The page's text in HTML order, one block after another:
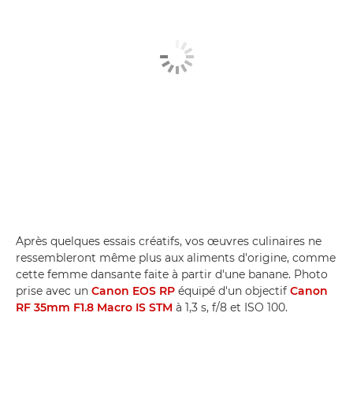
Après quelques essais créatifs, vos œuvres culinaires ne
ressembleront même plus aux aliments d'origine, comme
cette femme dansante faite à partir d'une banane. Photo
prise avec un Canon EOS RP équipé d'un objectif Canon
RF 35mm F1.8 Macro IS STM à 1,3 s, f/8 et ISO 100.